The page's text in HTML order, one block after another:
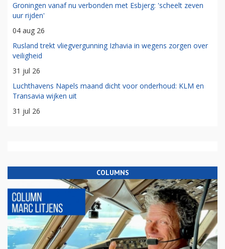
Groningen vanaf nu verbonden met Esbjerg: 'scheelt zeven
uur rijden'
04 aug 26
Rusland trekt vliegvergunning Izhavia in wegens zorgen over
veiligheid
31 jul 26
Luchthavens Napels maand dicht voor onderhoud: KLM en
Transavia wijken uit
31 jul 26
COLUMNS